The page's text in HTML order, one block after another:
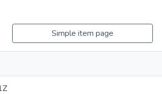
Simple item page